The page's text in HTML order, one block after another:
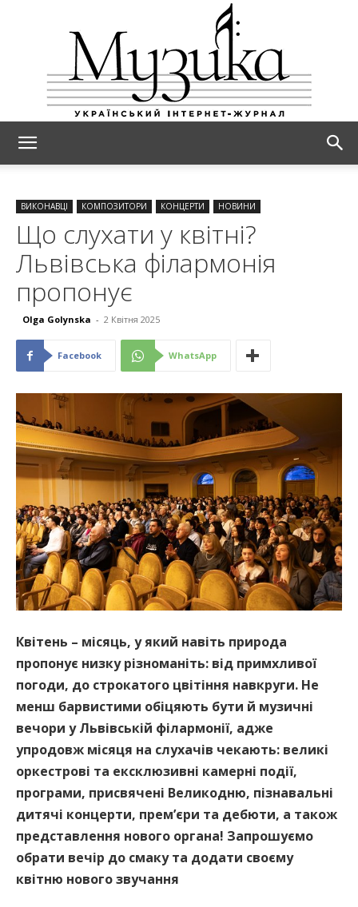
ВИКОНАВЦІ КОМПОЗИТОРИ КОНЦЕРТИ НОВИНИ
Що слухати у квітні?
Львівська філармонія
пропонує
Olga Golynska - 2 Квітня 2025
Facebook WhatsApp
Квітень – місяць, у який навіть природа
пропонує низку різноманіть: від примхливої
погоди, до строкатого цвітіння навкруги. Не
менш барвистими обіцяють бути й музичні
вечори у Львівській філармонії, адже
упродовж місяця на слухачів чекають: великі
оркестрові та ексклюзивні камерні події,
програми, присвячені Великодню, пізнавальні
дитячі концерти, премʼєри та дебюти, а також
представлення нового органа! Запрошуємо
обрати вечір до смаку та додати своєму
квітню нового звучання